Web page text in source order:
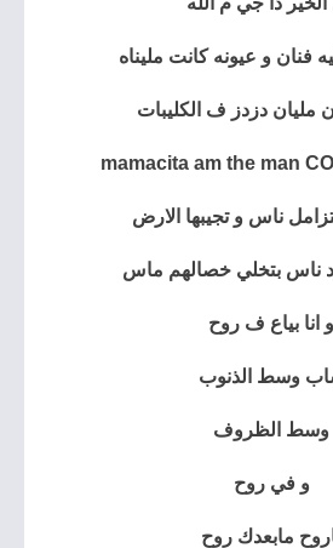
فنان و عيونه كانت مليناه
مليان دزدز ف الكليبات
ناس و تجيبها الارض
ناس بتخلي خصالهم ماس
و انا بياع ف روح
وسط الذنوب
وسط الظروف
و في روح
مابعدك روح